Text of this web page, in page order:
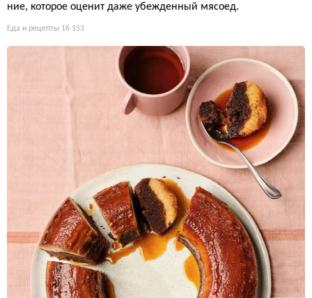
ние, которое оценит даже убежденный мясоед.
Еда и рецепты 16 153